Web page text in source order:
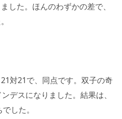
した。ほんのわずかの差で、
対21で、同点です。双子の奇
デスになりました。結果は、
した。